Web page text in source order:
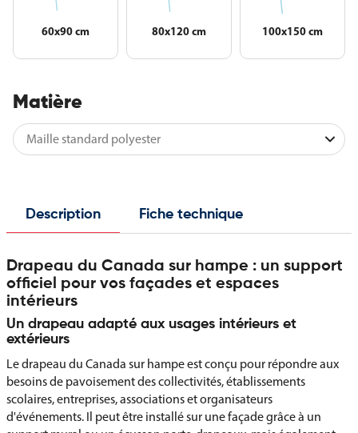
60x90 cm 80x120 cm 100x150 cm
Matière
Description Fiche technique
Drapeau du Canada sur hampe : un support
officiel pour vos façades et espaces
intérieurs
Un drapeau adapté aux usages intérieurs et
extérieurs
Le drapeau du Canada sur hampe est conçu pour répondre aux
besoins de pavoisement des collectivités, établissements
scolaires, entreprises, associations et organisateurs
d'événements. Il peut être installé sur une façade grâce à un